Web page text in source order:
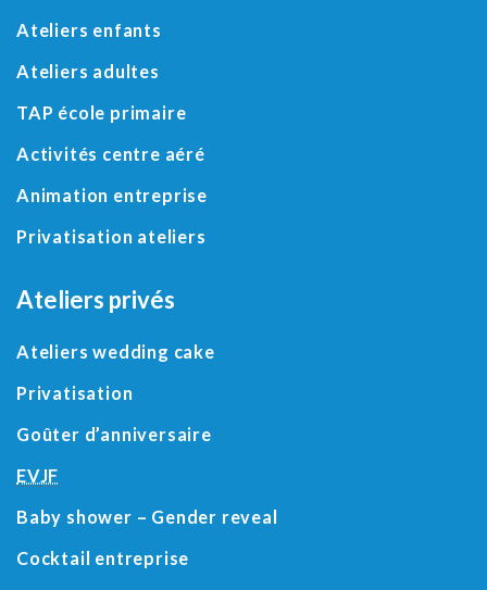
Ateliers enfants
Ateliers adultes
TAP école primaire
Activités centre aéré
Animation entreprise
Privatisation ateliers
Ateliers privés
Ateliers wedding cake
Privatisation
Goûter d’anniversaire
EVJF
Baby shower – Gender reveal
Cocktail entreprise